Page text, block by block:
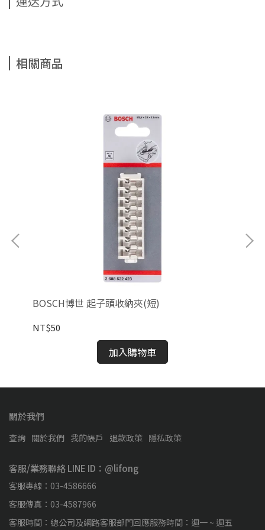
相關商品
BOSCH博世 起子頭收納夾(短)
NT$50
加入購物車
關於我們
查詢 關於我們 我的帳戶 退款政策 隱私政策
客服/業務聯絡 LINE ID：@lifong
客服專線：03-4586666
客服傳真：03-4587966
客服時間：總公司及網路客服部門回應服務時間：週一 ~ 週五